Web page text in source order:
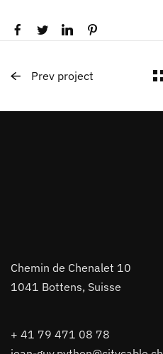
Prev project
Chemin de Chenalet 10
1041 Bottens, Suisse
+ 41 79 471 08 78